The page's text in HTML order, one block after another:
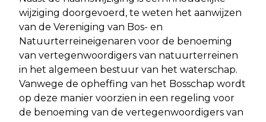
wijziging doorgevoerd, te weten het aanwijzen
van de Vereniging van Bos- en
Natuurterreineigenaren voor de benoeming
van vertegenwoordigers van natuurterreinen
in het algemeen bestuur van het waterschap.
Vanwege de opheffing van het Bosschap wordt
op deze manier voorzien in een regeling voor
de benoeming van de vertegenwoordigers van